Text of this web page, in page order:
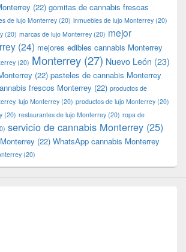
(22) gomitas de cannabis frescas
de lujo Monterrey(20) inmuebles de lujo Monterrey (20)
(20) marcas de lujo Monterrey (20) mejor
(24) mejores edibles cannabis Monterrey
(20) Monterrey (27) Nuevo León (23)
(22) pasteles de cannabis Monterrey
frescos Monterrey (22) productos de
lujo Monterrey (20) productos de lujo Monterrey (20)
(20) restaurantes de lujo Monterrey (20) ropa de
servicio de cannabis Monterrey (25)
(22) WhatsApp cannabis Monterrey
(20)